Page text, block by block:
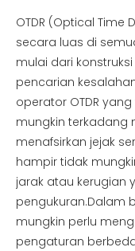
OTDR (Optical
secara luas di
mulai dari
pencarian
operator OTDR
mungkin terkadang
menafsirkan jejak
hampir tidak
jarak atau kerugian
pengukuran.Dalam
mungkin perlu
pengaturan